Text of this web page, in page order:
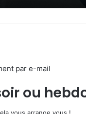
par e-mail
ou